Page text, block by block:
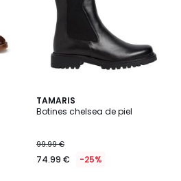
TAMARIS
Botines chelsea de piel
99.99 €
74.99 € -25%
4
/
2
Colores